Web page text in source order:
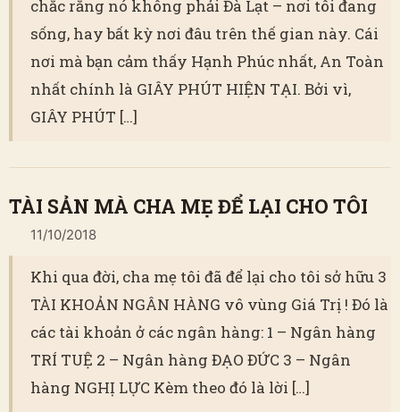
chắc rằng nó không phải Đà Lạt – nơi tôi đang
sống, hay bất kỳ nơi đâu trên thế gian này. Cái
nơi mà bạn cảm thấy Hạnh Phúc nhất, An Toàn
nhất chính là GIÂY PHÚT HIỆN TẠI. Bởi vì,
GIÂY PHÚT […]
TÀI SẢN MÀ CHA MẸ ĐỂ LẠI CHO TÔI
11/10/2018
Khi qua đời, cha mẹ tôi đã để lại cho tôi sở hữu 3
TÀI KHOẢN NGÂN HÀNG vô vùng Giá Trị ! Đó là
các tài khoản ở các ngân hàng: 1 – Ngân hàng
TRÍ TUỆ 2 – Ngân hàng ĐẠO ĐỨC 3 – Ngân
hàng NGHỊ LỰC Kèm theo đó là lời […]